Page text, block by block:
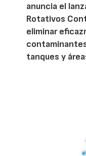
anuncia el
Rotativos
eliminar
tanques y